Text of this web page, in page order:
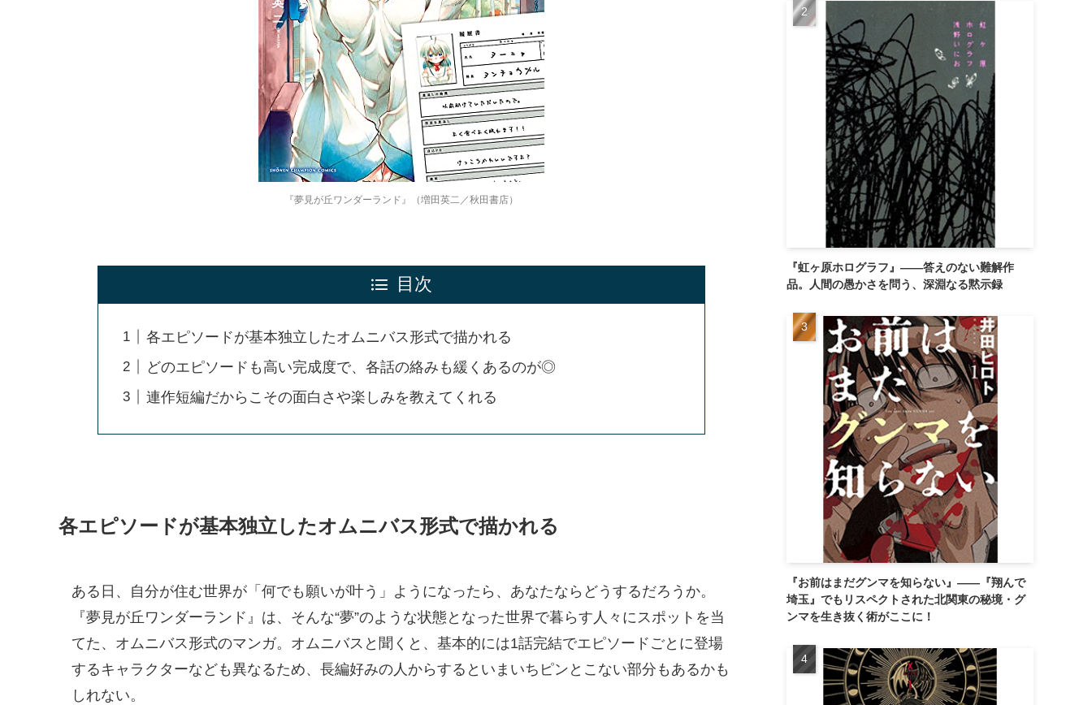
『夢見が丘ワンダーランド』（増田英二／秋田書店）
目次
各エピソードが基本独立したオムニバス形式で描かれる
どのエピソードも高い完成度で、各話の絡みも緩くあるのが◎
連作短編だからこその面白さや楽しみを教えてくれる
各エピソードが基本独立したオムニバス形式で描かれる
ある日、自分が住む世界が「何でも願いが叶う」ようになったら、あなたならどうするだろうか。
『夢見が丘ワンダーランド』は、そんな“夢”のような状態となった世界で暮らす人々にスポットを当
てた、オムニバス形式のマンガ。オムニバスと聞くと、基本的には1話完結でエピソードごとに登場
するキャラクターなども異なるため、長編好みの人からするといまいちピンとこない部分もあるかも
しれない。
『虹ヶ原ホログラフ』——答えのない難解作
品。人間の愚かさを問う、深淵なる黙示録
『お前はまだグンマを知らない』――『翔んで
埼玉』でもリスペクトされた北関東の秘境・グ
ンマを生き抜く術がここに！